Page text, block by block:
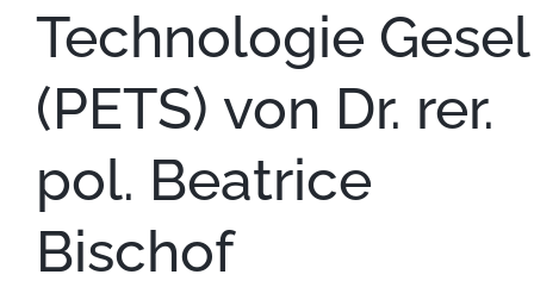
Technologie
(PETS) von Dr. rer.
pol. Beatrice
Bischof